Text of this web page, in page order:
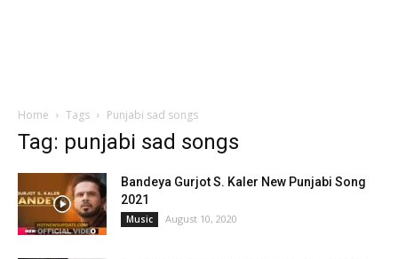
Home Tags Punjabi sad songs
Tag: punjabi sad songs
Bandeya Gurjot S. Kaler New Punjabi Song
2021
Music August 10, 2020